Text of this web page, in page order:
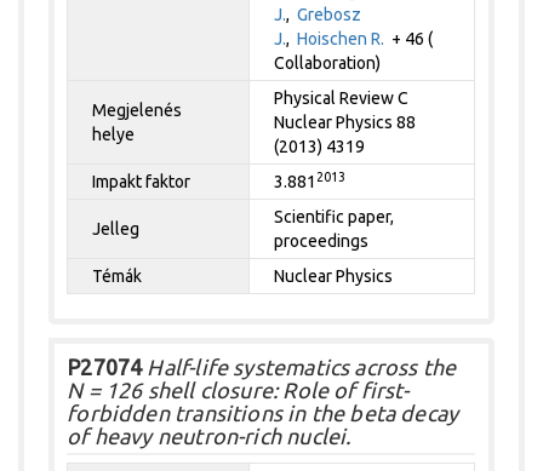
J.,Grebosz
J.,Hoischen R. + 46 (
Collaboration)
Megjelenés
helye
Physical Review C
Nuclear Physics 88
(2013) 4319
Impakt faktor
3.881 2013
Jelleg
Scientific paper,
proceedings
Témák
Nuclear Physics
P27074Half-life systematics across the
N = 126 shell closure: Role of first-
forbidden transitions in the beta decay
of heavy neutron-rich nuclei.